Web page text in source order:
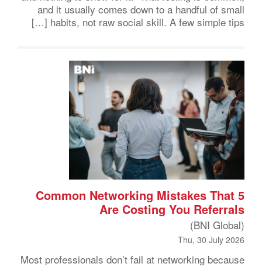
and it usually comes down to a handful of small
habits, not raw social skill. A few simple tips […]
5 Common Networking Mistakes That
Are Costing You Referrals
(BNI Global)
Thu, 30 July 2026
Most professionals don’t fail at networking because